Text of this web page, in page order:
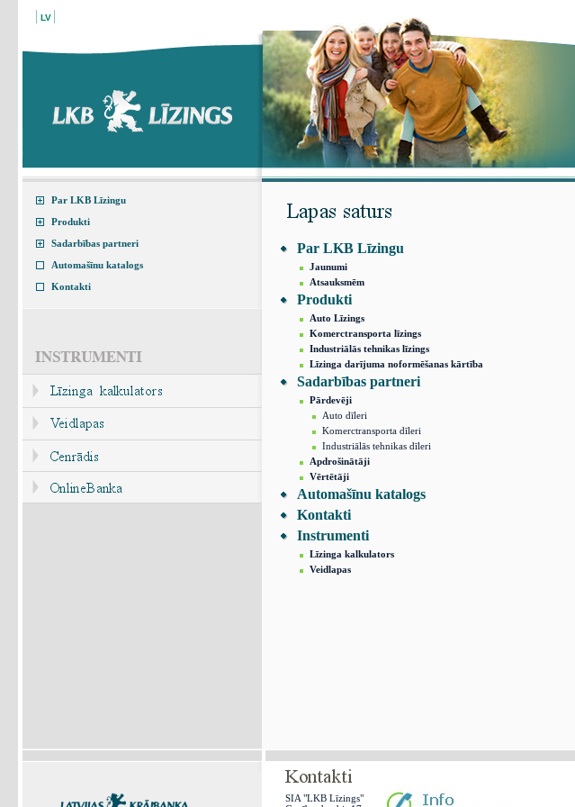
LV
Par LKB Līzingu
Produkti
Sadarbības partneri
Automašīnu katalogs
Kontakti
Par LKB Līzingu
Jaunumi
Atsauksmēm
Produkti
Auto Līzings
Komerctransporta līzings
Industriālās tehnikas līzings
Līzinga darījuma noformēšanas kārtība
Sadarbības partneri
Pārdevēji
Auto dīleri
Komerctransporta dīleri
Industriālās tehnikas dīleri
Apdrošinātāji
Vērtētāji
Automašīnu katalogs
Kontakti
Instrumenti
Līzinga kalkulators
Veidlapas
SIA "LKB Līzings"